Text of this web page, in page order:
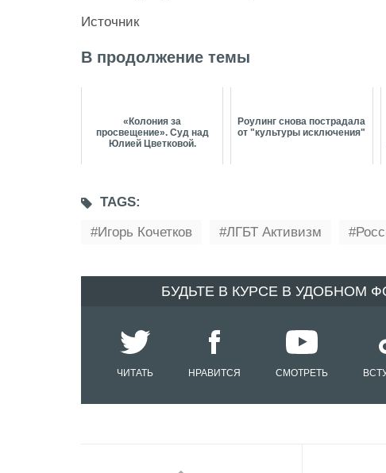
Источник
В продолжение темы
«Колония за
просвещение». Суд над
Юлией Цветковой.
Роулинг снова пострадала
от "культуры исключения"
TAGS:
Игорь Кочетков
ЛГБТ Активизм
БУДЬТЕ В КУРСЕ В УДОБНОМ
ЧИТАТЬ НРАВИТСЯ СМОТРЕТЬ